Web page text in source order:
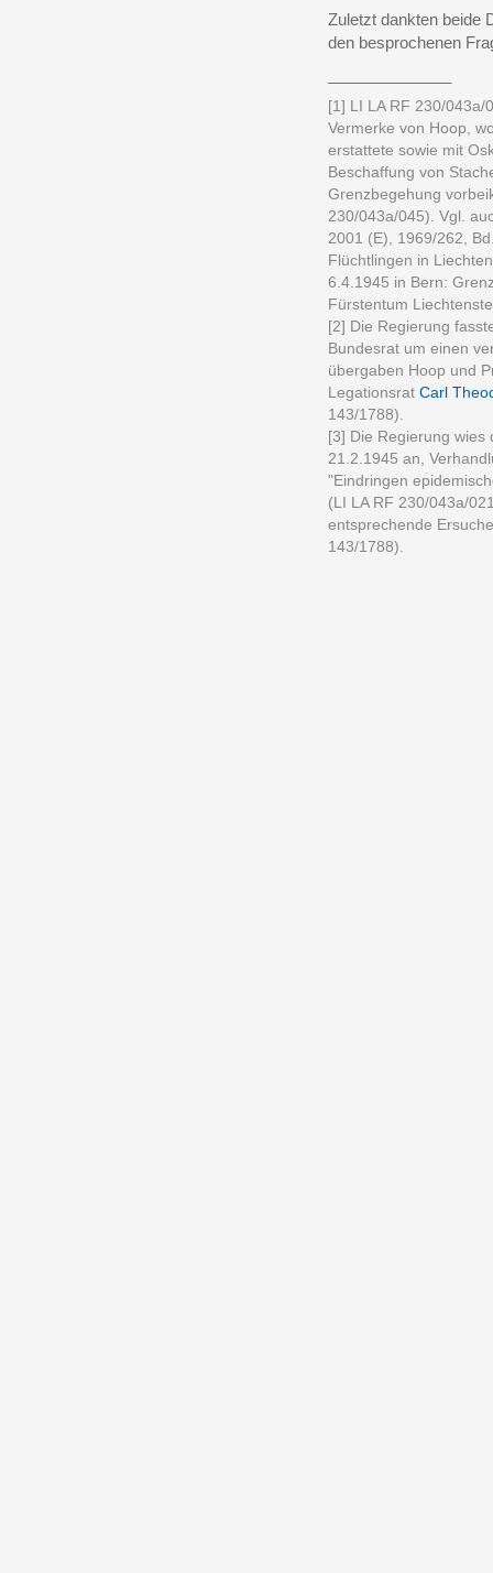
Zuletzt dankten beide
den besprochenen
[1] LI LA RF 230/043a/
Vermerke von Hoop,
erstattete sowie mit
Beschaffung von
Grenzbegehung
230/043a/045). Vgl.
2001 (E), 1969/262,
Flüchtlingen in
6.4.1945 in Bern:
Fürstentum
[2] Die Regierung
Bundesrat um einen
übergaben Hoop und
Legationsrat Carl
143/1788).
[3] Die Regierung wies
21.2.1945 an,
"Eindringen
(LI LA RF 230/043a/
entsprechende
143/1788).